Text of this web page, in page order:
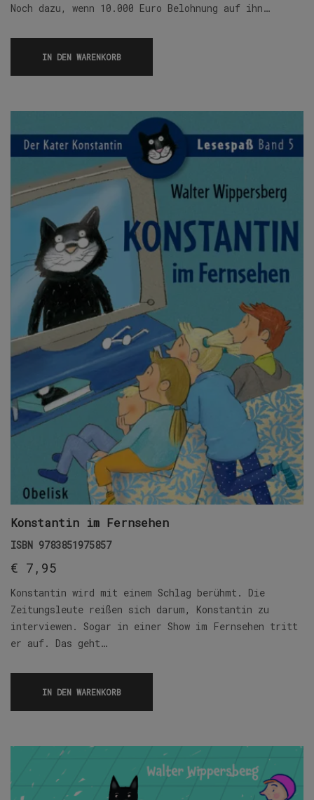
Noch dazu, wenn 10.000 Euro Belohnung auf ihn…
IN DEN WARENKORB
Konstantin im Fernsehen
ISBN 9783851975857
€ 7,95
Konstantin wird mit einem Schlag berühmt. Die
Zeitungsleute reißen sich darum, Konstantin zu
interviewen. Sogar in einer Show im Fernsehen tritt
er auf. Das geht…
IN DEN WARENKORB